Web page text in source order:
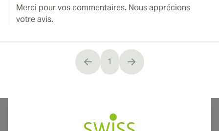
Merci pour vos commentaires. Nous apprécions
votre avis.
You're currently reading page
1